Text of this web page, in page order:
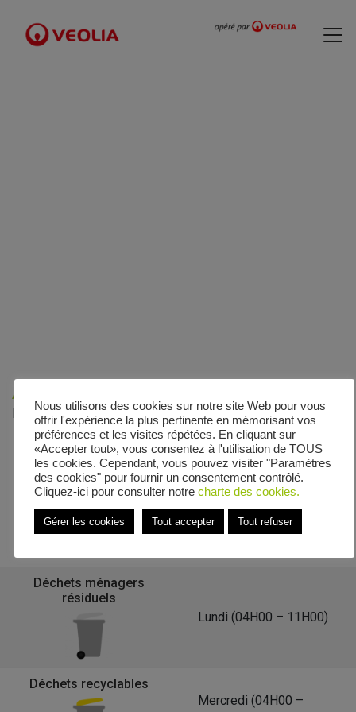
Accueil
Pompidou
Le calendrier de collecte de
Boulevard Georges Pompidou
Retour à la liste des communes
Déchets ménagers
résiduels
Lundi (04H00 – 11H00)
Déchets recyclables
Mercredi (04H00 –
Nous utilisons des cookies sur notre site Web pour vous
offrir l'expérience la plus pertinente en mémorisant vos
préférences et les visites répétées. En cliquant sur
«Accepter tout», vous consentez à l'utilisation de TOUS
les cookies. Cependant, vous pouvez visiter "Paramètres
des cookies" pour fournir un consentement contrôlé.
Cliquez-ici pour consulter notre charte des cookies.
Gérer les cookies Tout accepter Tout refuser